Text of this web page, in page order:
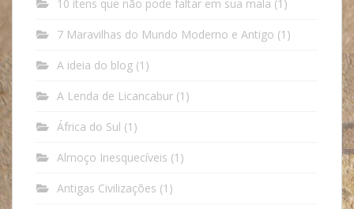
10 itens que não pode faltar em sua mala (1)
7 Maravilhas do Mundo Moderno e Antigo (1)
A ideia do blog (1)
A Lenda de Licancabur (1)
África do Sul (1)
Almoço Inesquecíveis (1)
Antigas Civilizações (1)